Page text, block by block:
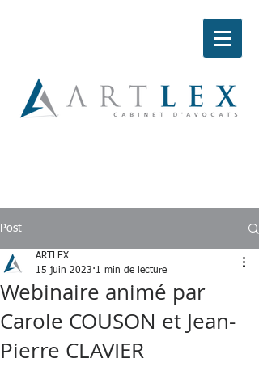
Post
Webinaire animé par
Carole COUSON et Jean-
Pierre CLAVIER
ARTLEX
15 juin 2023 1 min de lecture